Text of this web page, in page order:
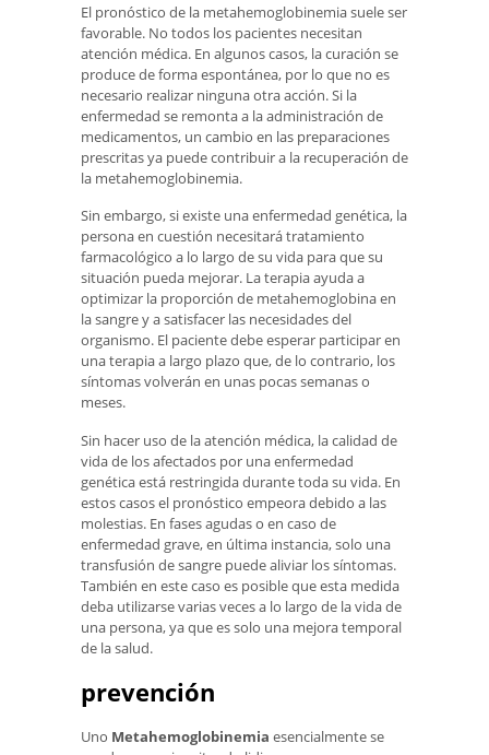
El pronóstico de la metahemoglobinemia suele ser
favorable. No todos los pacientes necesitan
atención médica. En algunos casos, la curación se
produce de forma espontánea, por lo que no es
necesario realizar ninguna otra acción. Si la
enfermedad se remonta a la administración de
medicamentos, un cambio en las preparaciones
prescritas ya puede contribuir a la recuperación de
la metahemoglobinemia.
Sin embargo, si existe una enfermedad genética, la
persona en cuestión necesitará tratamiento
farmacológico a lo largo de su vida para que su
situación pueda mejorar. La terapia ayuda a
optimizar la proporción de metahemoglobina en
la sangre y a satisfacer las necesidades del
organismo. El paciente debe esperar participar en
una terapia a largo plazo que, de lo contrario, los
síntomas volverán en unas pocas semanas o
meses.
Sin hacer uso de la atención médica, la calidad de
vida de los afectados por una enfermedad
genética está restringida durante toda su vida. En
estos casos el pronóstico empeora debido a las
molestias. En fases agudas o en caso de
enfermedad grave, en última instancia, solo una
transfusión de sangre puede aliviar los síntomas.
También en este caso es posible que esta medida
deba utilizarse varias veces a lo largo de la vida de
una persona, ya que es solo una mejora temporal
de la salud.
prevención
Uno Metahemoglobinemia esencialmente se